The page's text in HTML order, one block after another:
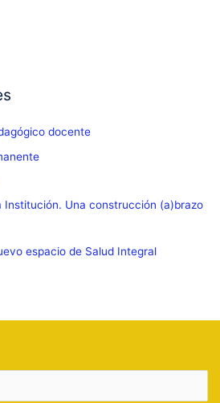
docente
Institución. Una construcción (a)brazo
espacio de Salud Integral